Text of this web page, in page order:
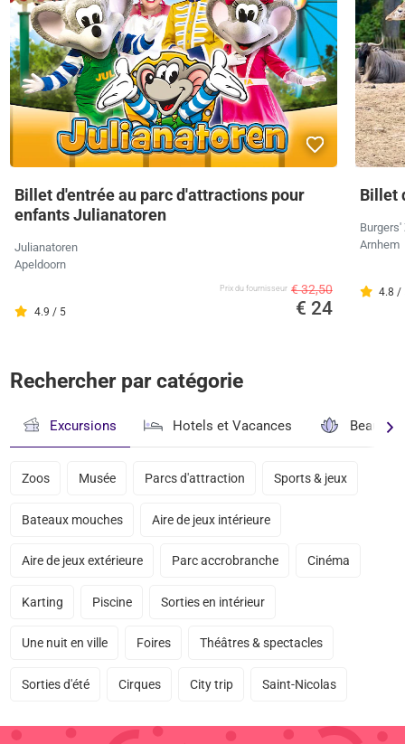
Billet d'entrée au parc d'attractions pour
enfants Julianatoren
Julianatoren
Apeldoorn
4.9 / 5
Prix ​​du fournisseur € 32,50
€ 24
Billet
Burgers'
Arnhem
4.8 /
Rechercher par catégorie
Excursions Hotels et Vacances Beauté
Zoos Musée Parcs d'attraction Sports & jeux
Bateaux mouches Aire de jeux intérieure
Aire de jeux extérieure Parc accrobranche Cinéma
Karting Piscine Sorties en intérieur
Une nuit en ville Foires Théâtres & spectacles
Sorties d'été Cirques City trip Saint-Nicolas